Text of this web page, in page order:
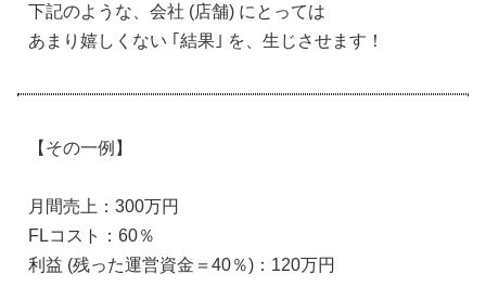
下記のような、会社 (店舗) にとっては
あまり嬉しくない ｢結果｣ を、生じさせます！
【その一例】
月間売上：300万円
FLコスト：60％
利益 (残った運営資金＝40％)：120万円